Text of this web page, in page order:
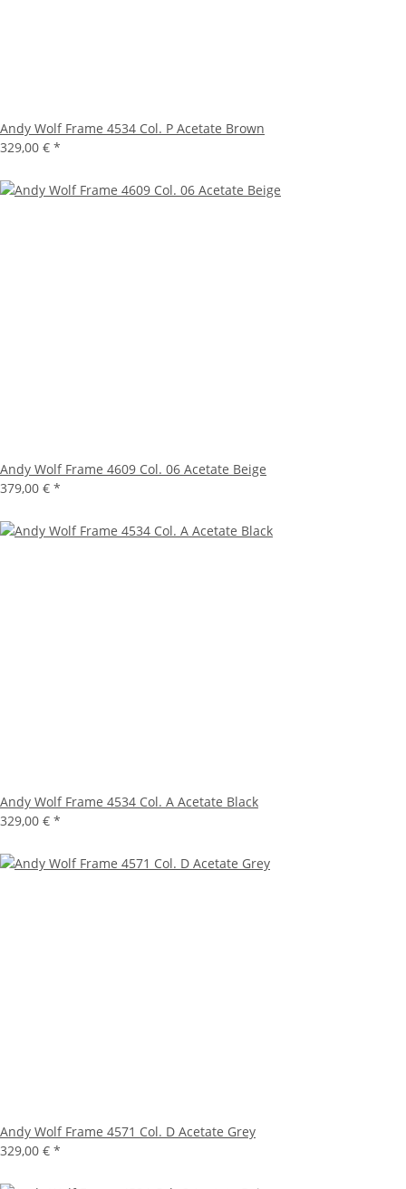
Andy Wolf Frame 4534 Col. P Acetate Brown
329,00 € *
Andy Wolf Frame 4609 Col. 06 Acetate Beige
379,00 € *
Andy Wolf Frame 4534 Col. A Acetate Black
329,00 € *
Andy Wolf Frame 4571 Col. D Acetate Grey
329,00 € *